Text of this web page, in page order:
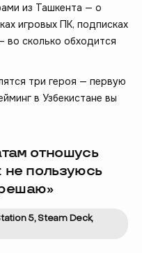
из Ташкента — о
игровых ПК, подписках
во сколько обходится
три героя — первую
в Узбекистане вы
отношусь
не пользуюсь
5, Steam Deck,